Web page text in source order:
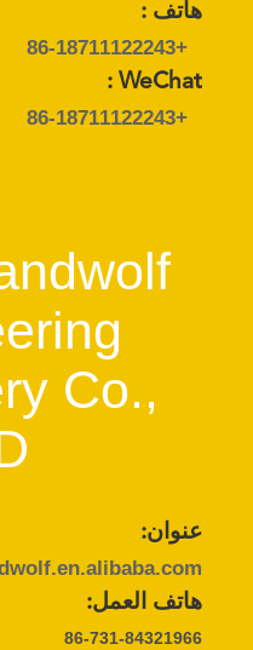
هاتف :
+86-18711122243
WeChat :
+86-18711122243
Co.,
عنوان:
هاتف العمل:
86-731-84321966